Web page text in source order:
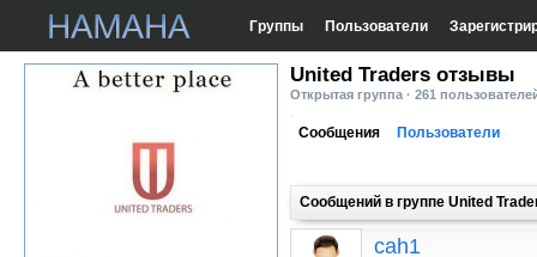
Группы Пользователи
United Traders отзывы
Открытая группа · 261
Сообщения Пользователи
Сообщений в группе United
cah1